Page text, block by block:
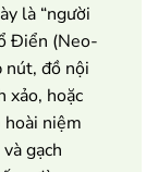
là “người
Điển (Neo-
nút, đồ nội
xảo, hoặc
hoài niệm
gạch